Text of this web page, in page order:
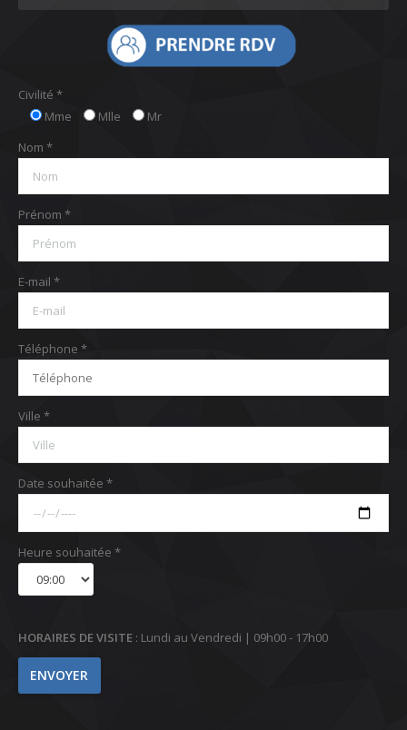
Civilité *
Mme
Mlle
Mr
Nom *
Prénom *
E-mail *
Téléphone *
Ville *
Date souhaitée *
Heure souhaitée *
HORAIRES DE VISITE : Lundi au Vendredi | 09h00 - 17h00